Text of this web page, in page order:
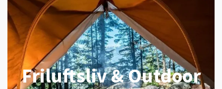
Friluftsliv & Outdoor